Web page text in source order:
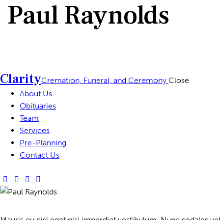
Paul Raynolds
ClarityCremation, Funeral, and Ceremony Close
About Us
Obituaries
Team
Services
Pre-Planning
Contact Us